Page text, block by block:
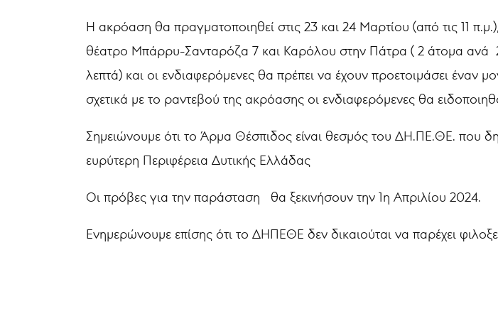
Η ακρόαση θα πραγματοποιηθεί στις 23 και 24 Μαρτίου (από τις 11
θέατρο Μπάρρυ-Σανταρόζα 7 και Καρόλου στην Πάτρα ( 2 άτομα ανά
λεπτά) και οι ενδιαφερόμενες θα πρέπει να έχουν προετοιμάσει έναν
σχετικά με το ραντεβού της ακρόασης οι ενδιαφερόμενες θα
Σημειώνουμε ότι το Άρμα Θέσπιδος είναι θεσμός του ΔΗ.ΠΕ.ΘΕ. που
ευρύτερη Περιφέρεια Δυτικής Ελλάδας
Οι πρόβες για την παράσταση θα ξεκινήσουν την 1η Απριλίου 2024.
Ενημερώνουμε επίσης ότι το ΔΗΠΕΘΕ δεν δικαιούται να παρέχει